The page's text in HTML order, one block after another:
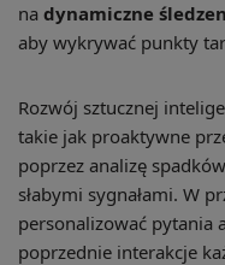
na dynamiczne
aby wykrywać punkty
Rozwój sztucznej
takie jak proaktywne
poprzez analizę
słabymi sygnałami. W
personalizować pytania
poprzednie interakcje